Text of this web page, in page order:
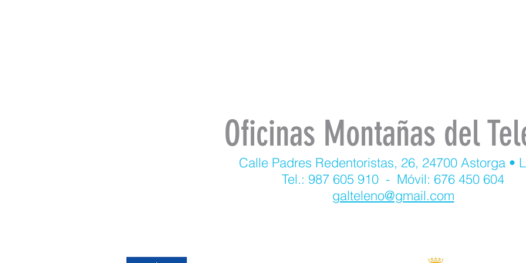
Oficinas Montañas del
Calle Padres Redentoristas, 26, 24700 Astorga •
Tel.: 987 605 910 - Móvil: 676 450 604
galteleno@gmail.com